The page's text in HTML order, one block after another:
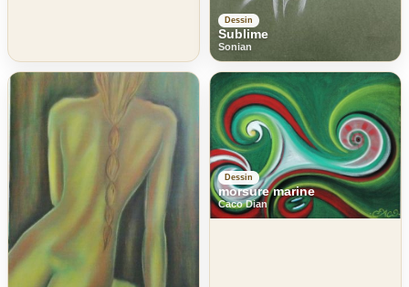
Dessin
Sublime
Sonian
Dessin
morsure marine
Caco Dian